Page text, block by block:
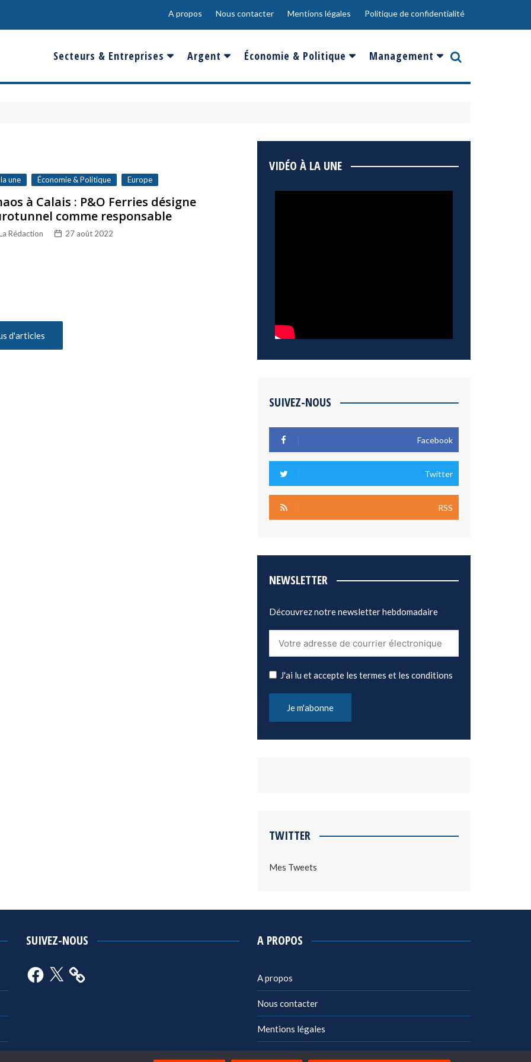
A propos Nous contacter Mentions légales Politique de confidentialité
Secteurs & Entreprises
Banques & Finances
Défense & Aéronautique
Santé & Biotechnologie
Technologies & Médias
Argent
Salaire
Epargne & Placements
Économie & Politique
France
Management
Innovation
une Économie & Politique Europe
à Calais : P&O Ferries désigne
comme responsable
Rédaction 27 août 2022
d'articles
VIDÉO À LA UNE
SUIVEZ-NOUS
Facebook
Twitter
RSS
NEWSLETTER
Découvrez notre newsletter hebdomadaire
J'ai lu et accepte les termes et les conditions
TWITTER
Mes Tweets
SUIVEZ-NOUS
Facebook
X
A PROPOS
A propos
Nous contacter
Mentions légales
Politique de confidentialité